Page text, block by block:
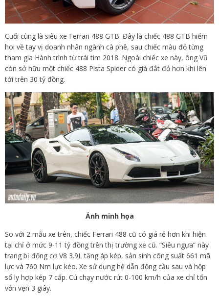
Cuối cùng là siêu xe Ferrari 488 GTB. Đây là chiếc 488 GTB hiếm
hoi về tay vị doanh nhân ngành cà phê, sau chiếc màu đỏ từng
tham gia Hành trình từ trái tim 2018. Ngoài chiếc xe này, ông Vũ
còn sở hữu một chiếc 488 Pista Spider có giá đắt đỏ hơn khi lên
tới trên 30 tỷ đồng.
Ảnh minh họa
So với 2 mẫu xe trên, chiếc Ferrari 488 cũ có giá rẻ hơn khi hiện
tại chỉ ở mức 9-11 tỷ đồng trên thị trường xe cũ. “Siêu ngựa” này
trang bị động cơ V8 3.9L tăng áp kép, sản sinh công suất 661 mã
lực và 760 Nm lực kéo. Xe sử dụng hệ dẫn động cầu sau và hộp
số ly hợp kép 7 cấp. Cú chạy nước rút 0-100 km/h của xe chỉ tốn
vỏn vẹn 3 giây.